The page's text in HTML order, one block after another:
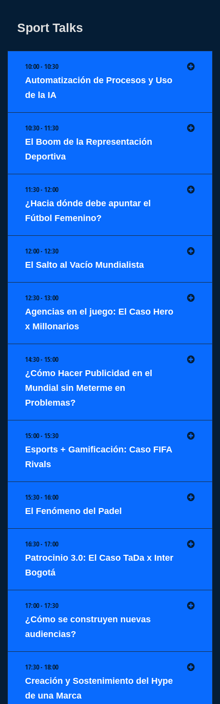
Sport Talks
10:00 - 10:30
Automatización de Procesos y Uso
de la IA
10:30 - 11:30
El Boom de la Representación
Deportiva
11:30 - 12:00
¿Hacia dónde debe apuntar el
Fútbol Femenino?
12:00 - 12:30
El Salto al Vacío Mundialista
12:30 - 13:00
Agencias en el juego: El Caso Hero
x Millonarios
14:30 - 15:00
¿Cómo Hacer Publicidad en el
Mundial sin Meterme en
Problemas?
15:00 - 15:30
Esports + Gamificación: Caso FIFA
Rivals
15:30 - 16:00
El Fenómeno del Padel
16:30 - 17:00
Patrocinio 3.0: El Caso TaDa x Inter
Bogotá
17:00 - 17:30
¿Cómo se construyen nuevas
audiencias?
17:30 - 18:00
Creación y Sostenimiento del Hype
de una Marca